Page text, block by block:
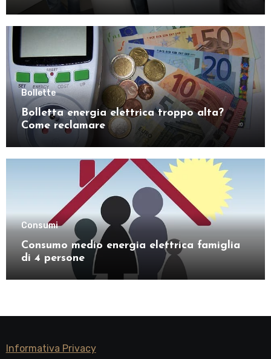
Bollette
Bolletta energia elettrica troppo alta?
Come reclamare
Consumi
Consumo medio energia elettrica famiglia
di 4 persone
Informativa Privacy